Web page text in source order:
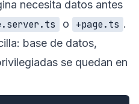
necesita datos antes
o +page.ts .
base de datos,
se quedan en